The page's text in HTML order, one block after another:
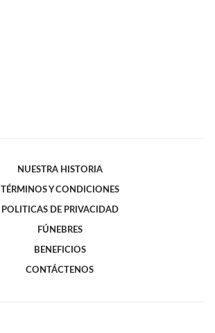
NUESTRA HISTORIA
TÉRMINOS Y CONDICIONES
POLITICAS DE PRIVACIDAD
FÚNEBRES
BENEFICIOS
CONTÁCTENOS